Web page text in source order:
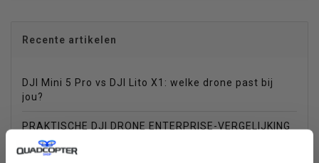
Recente artikelen
DJI Mini 5 Pro vs DJI Lito X1: welke drone past bij
jou?
PRAKTISCHE DJI DRONE ENTERPRISE-VERGELIJKING
VOOR SAR-TEAMS